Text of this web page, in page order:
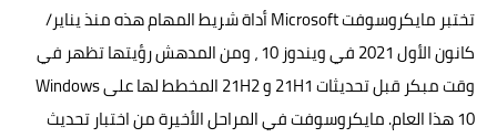
تختبر مايكروسوفت Microsoft أداة شريط المهام هذه منذ يناير/
كانون الأول 2021 في ويندوز 10 ، ومن المدهش رؤيتها تظهر في
وقت مبكر قبل تحديثات 21H1 و 21H2 المخطط لها على Windows
10 هذا العام. مايكروسوفت في المراحل الأخيرة من اختبار تحديث